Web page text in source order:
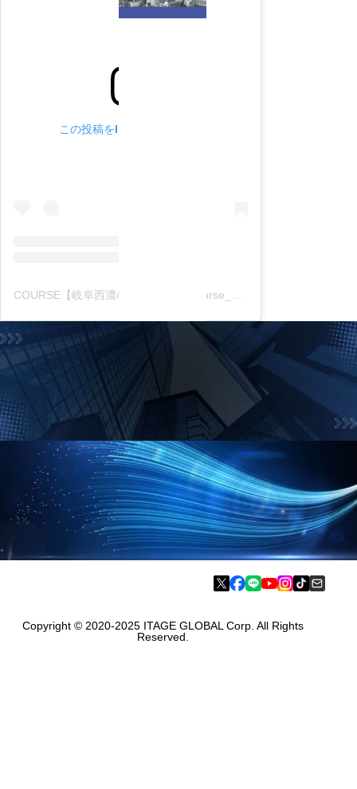
この投稿をInstagramで見る
お問合せフォーム
お気軽にお問合せ下さい
採用に役立つお得な情報をご案内
Copyright © 2020-2025 ITAGE GLOBAL Corp. All Rights
Reserved.